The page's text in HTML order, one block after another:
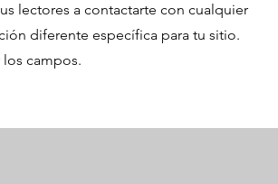
lectores a contactarte con cualquier
diferente específica para tu sitio.
campos.